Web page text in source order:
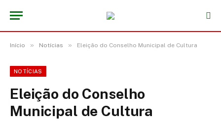
Início » Notícias » Eleição do Conselho Municipal de Cultura
NOTÍCIAS
Eleição do Conselho
Municipal de Cultura